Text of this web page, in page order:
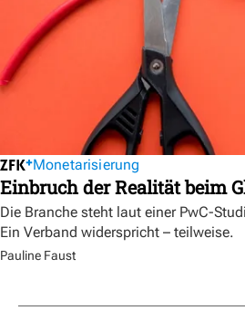
Monetarisierung
Einbruch der Realität beim
Die Branche steht laut einer PwC-
Ein Verband widerspricht – teilweise.
Pauline Faust